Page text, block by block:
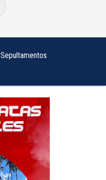
Sepultamentos